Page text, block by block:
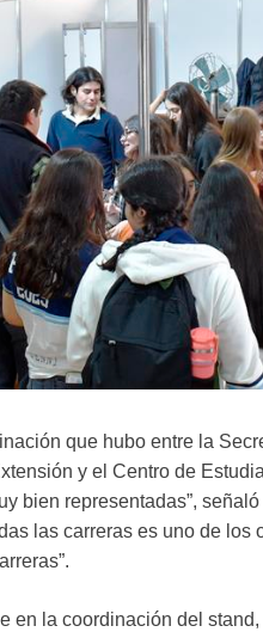
que hubo entre la
y el Centro de
bien representadas”,
las carreras es uno de
en la coordinación del